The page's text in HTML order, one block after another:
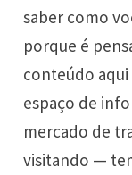
saber como
porque é
conteúdo aqui
espaço de
mercado de
visitando —